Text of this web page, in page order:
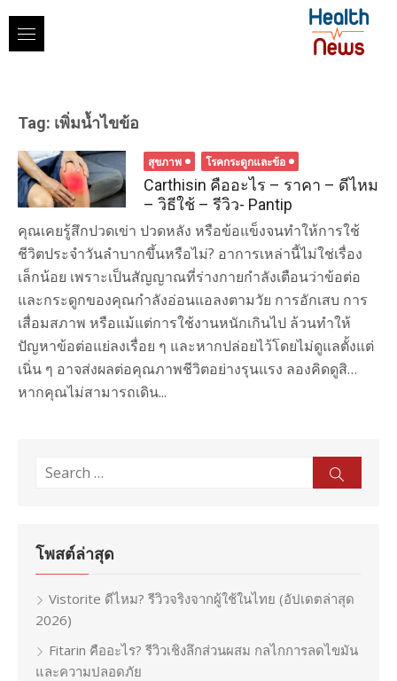
content
Tag: เพิ่มน้ำไขข้อ
สุขภาพ โรคกระดูกและข้อ
Carthisin คืออะไร – ราคา – ดีไหม
– วิธีใช้ – รีวิว- Pantip
คุณเคยรู้สึกปวดเข่า ปวดหลัง หรือข้อแข็งจนทำให้การใช้
ชีวิตประจำวันลำบากขึ้นหรือไม่? อาการเหล่านี้ไม่ใช่เรื่อง
เล็กน้อย เพราะเป็นสัญญาณที่ร่างกายกำลังเตือนว่าข้อต่อ
และกระดูกของคุณกำลังอ่อนแอลงตามวัย การอักเสบ การ
เสื่อมสภาพ หรือแม้แต่การใช้งานหนักเกินไป ล้วนทำให้
ปัญหาข้อต่อแย่ลงเรื่อย ๆ และหากปล่อยไว้โดยไม่ดูแลตั้งแต่
เนิ่น ๆ อาจส่งผลต่อคุณภาพชีวิตอย่างรุนแรง ลองคิดดูสิ…
หากคุณไม่สามารถเดิน...
Search
โพสต์ล่าสุด
Vistorite ดีไหม? รีวิวจริงจากผู้ใช้ในไทย (อัปเดตล่าสุด
2026)
Fitarin คืออะไร? รีวิวเชิงลึกส่วนผสม กลไกการลดไขมัน
และความปลอดภัย